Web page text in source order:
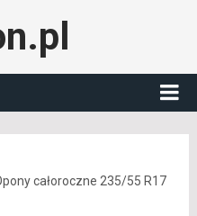
całoroczne 235/55 R17